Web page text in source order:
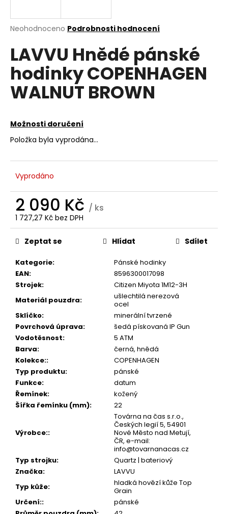
Průměrné
produktu
je
0,0
5
hvězdiček.
Neohodnoceno Podrobnosti hodnocení
LAVVU Hnědé pánské
hodinky COPENHAGEN
WALNUT BROWN
Možnosti doručení
Položka byla vyprodána…
Vyprodáno
2 090 Kč / ks
1 727,27 Kč bez DPH
Měrná
cena:
Kategorie:
Pánské hodinky
EAN:
8596300017098
Strojek:
Citizen Miyota 1M12-3H
Materiál pouzdra:
ušlechtilá nerezová
ocel
Sklíčko:
minerální tvrzené
Povrchová úprava:
šedá pískovaná IP Gun
Vodotěsnost:
5 ATM
Barva:
černá, hnědá
Kolekce::
COPENHAGEN
Typ produktu:
pánské
Funkce:
datum
Řemínek:
kožený
Šířka řemínku (mm): 22
Výrobce::
Továrna na čas s.r.o.,
Českých legií 5, 54901
Nové Město nad Metují,
ČR, e-mail:
info@tovarnanacas.cz
Typ strojku:
Quartz | bateriový
Značka:
LAVVU
Typ kůže:
hladká hovězí kůže Top
Grain
Určení::
pánské
Zeptat se Hlídat Sdílet
j
t
?
D
o
o
u
č
u
e
m
e